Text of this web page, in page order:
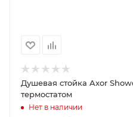
Душевая стойка Axor
термостатом
Нет в наличии